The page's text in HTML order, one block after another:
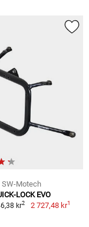
SW-Motech
LOCK EVO
kr2 2 727,48 kr1